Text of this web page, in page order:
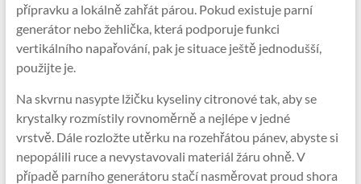
přípravku a lokálně zahřát párou. Pokud existuje parní
generátor nebo žehlička, která podporuje funkci
vertikálního napařování, pak je situace ještě jednodušší,
použijte je.
Na skvrnu nasypte lžičku kyseliny citronové tak, aby se
krystalky rozmístily rovnoměrně a nejlépe v jedné
vrstvě. Dále rozložte utěrku na rozehřátou pánev, abyste si
nepopálili ruce a nevystavovali materiál žáru ohně. V
případě parního generátoru stačí nasměrovat proud shora